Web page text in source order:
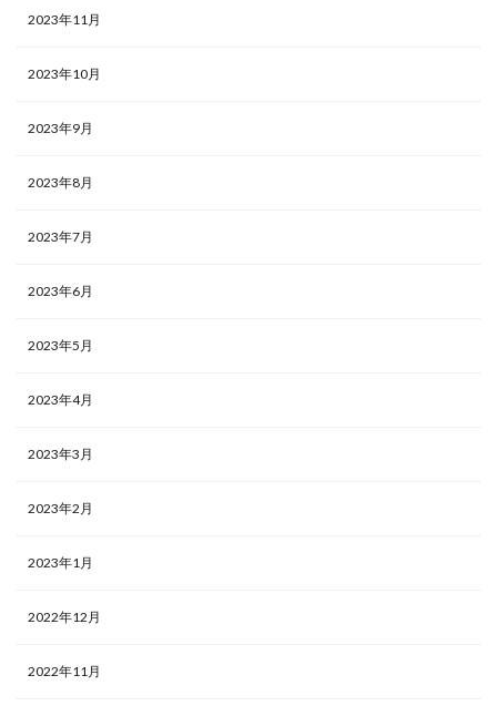
2023年11月
2023年10月
2023年9月
2023年8月
2023年7月
2023年6月
2023年5月
2023年4月
2023年3月
2023年2月
2023年1月
2022年12月
2022年11月